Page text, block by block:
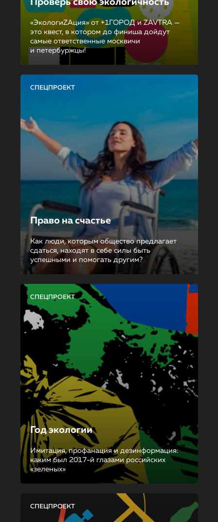
Проверь свою экологичность
«ЭкологиZAция» от +1ГОРОД и ZAVTRA —
это квест, в котором до финиша дойдут
самые ответственные москвичи
и петербуржцы!
СПЕЦПРОЕКТ
Право на счастье
Как люди, которым общество предлагает
сдаться, находят в себе силы быть
успешными и помогать другим?
СПЕЦПРОЕКТ
Год экологии
Имитация, профанация и дезинформация:
каким был 2017-й глазами российских
«зеленых»
СПЕЦПРОЕКТ